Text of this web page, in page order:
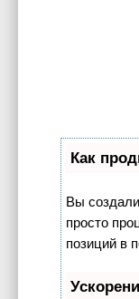
Как
Вы
просто
позиций в